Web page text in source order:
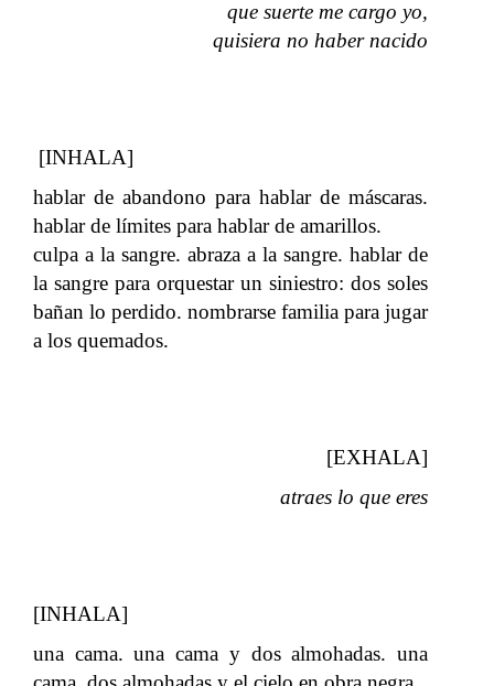
que suerte me cargo yo,
quisiera no haber nacido
[INHALA]
hablar de abandono para hablar de máscaras.
hablar de límites para hablar de amarillos.
culpa a la sangre. abraza a la sangre. hablar de
la sangre para orquestar un siniestro: dos soles
bañan lo perdido. nombrarse familia para jugar
a los quemados.
[EXHALA]
atraes lo que eres
[INHALA]
una cama. una cama y dos almohadas. una